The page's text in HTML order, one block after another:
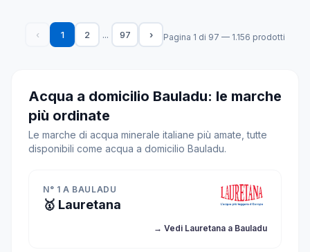
‹ 1 2 ... 97 › Pagina 1 di 97 — 1.156 prodotti
Acqua a domicilio Bauladu: le marche
più ordinate
Le marche di acqua minerale italiane più amate, tutte
disponibili come acqua a domicilio Bauladu.
N° 1 A BAULADU
🥇 Lauretana
→ Vedi Lauretana a Bauladu